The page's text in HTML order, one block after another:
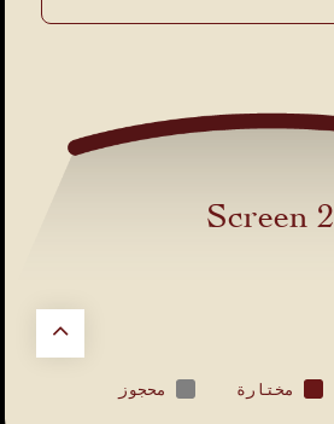
Screen 2
مختارة محجوز